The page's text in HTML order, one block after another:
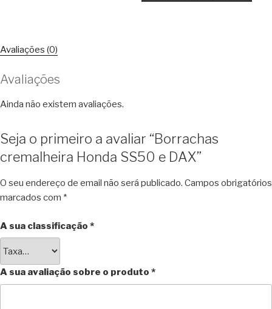
Avaliações (0)
Avaliações
Ainda não existem avaliações.
Seja o primeiro a avaliar “Borrachas
cremalheira Honda SS50 e DAX”
O seu endereço de email não será publicado. Campos obrigatórios
marcados com *
A sua classificação *
A sua avaliação sobre o produto *